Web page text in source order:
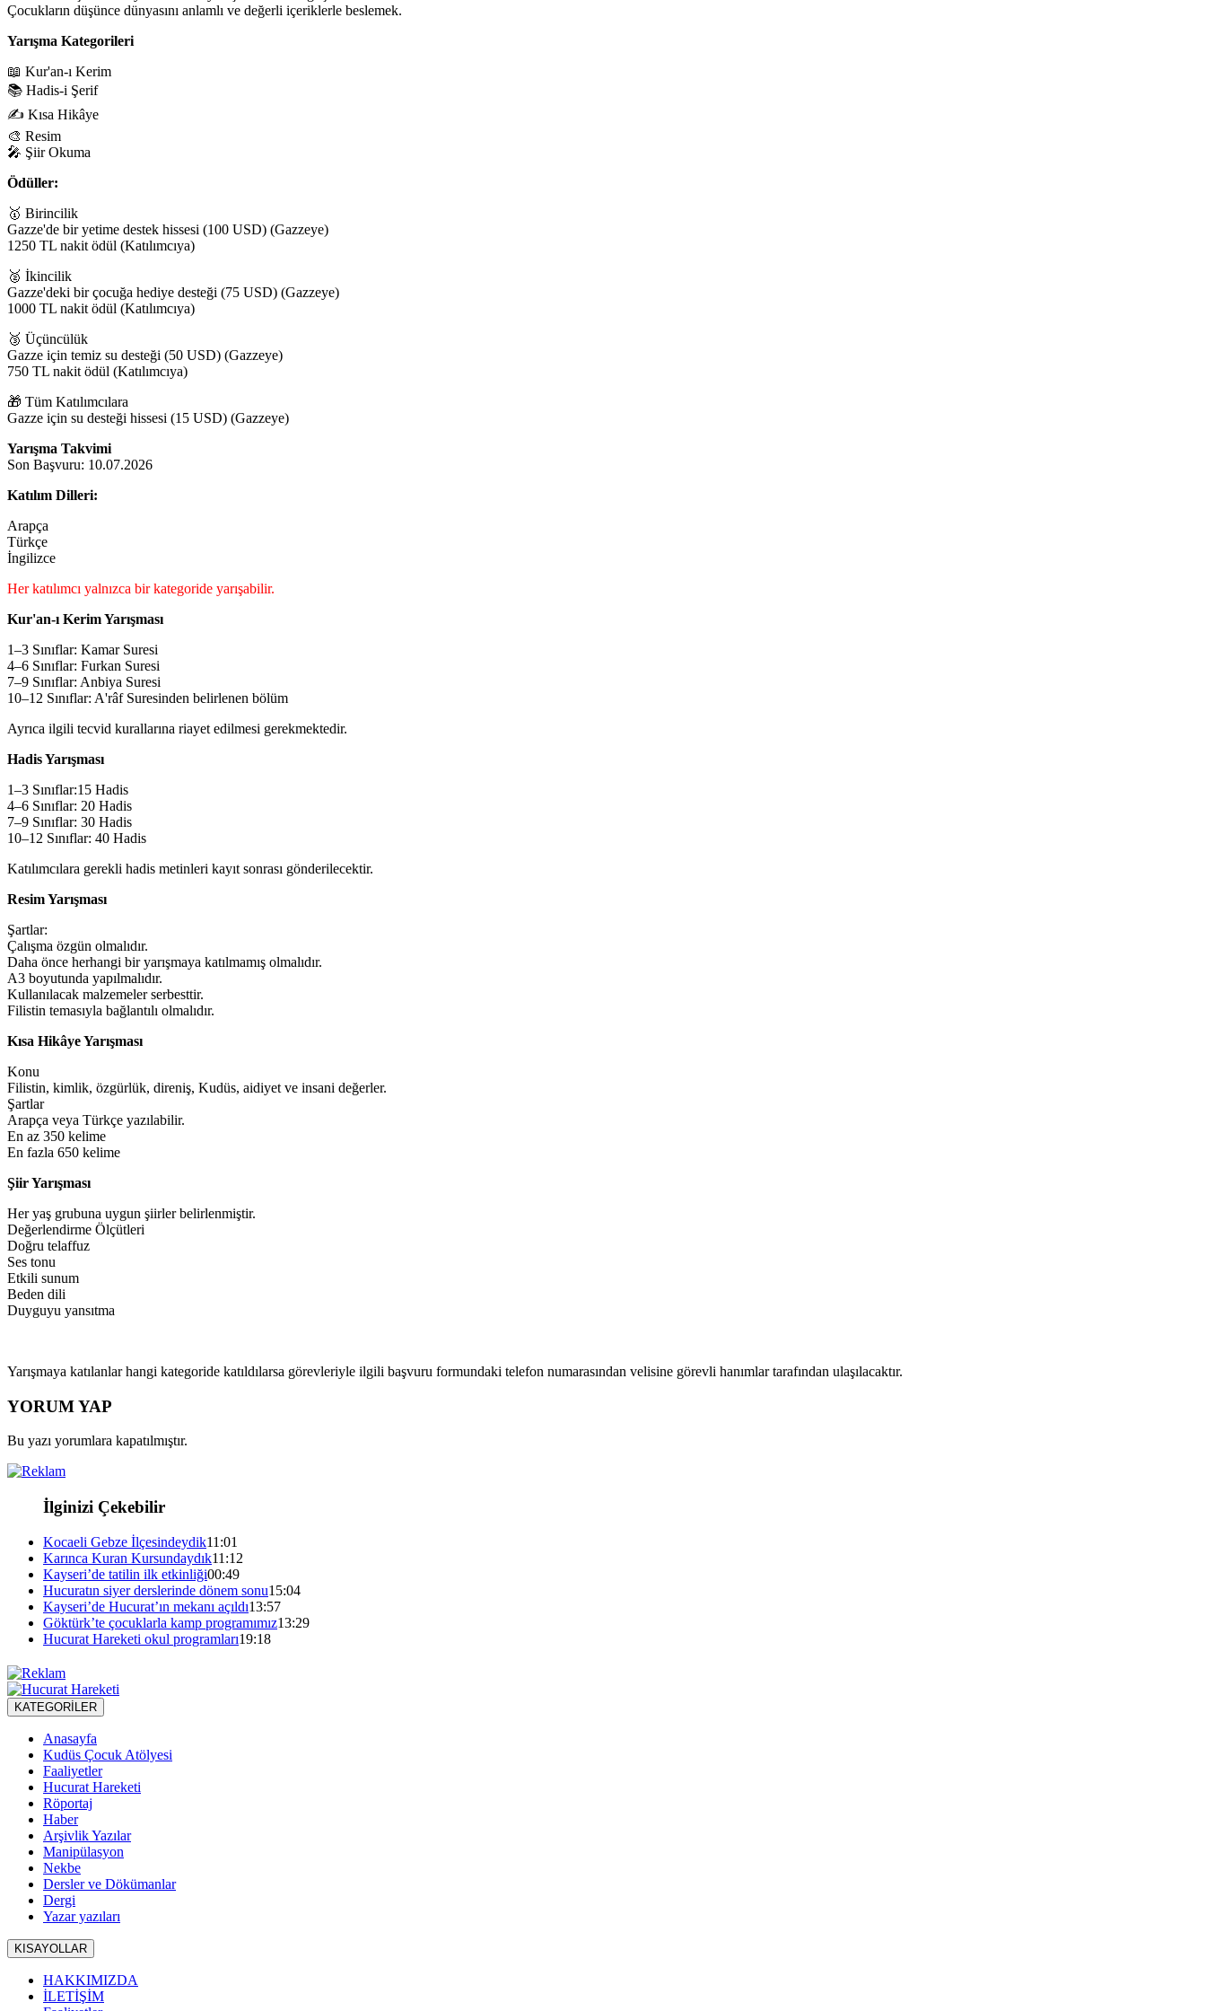
Çocukların düşünce dünyasını anlamlı ve değerli içeriklerle beslemek.
Yarışma Kategorileri
📖 Kur'an-ı Kerim
📚 Hadis-i Şerif
✍️ Kısa Hikâye
🎨 Resim
🎤 Şiir Okuma
Ödüller:
🥇 Birincilik
Gazze'de bir yetime destek hissesi (100 USD) (Gazzeye)
1250 TL nakit ödül (Katılımcıya)
🥈 İkincilik
Gazze'deki bir çocuğa hediye desteği (75 USD) (Gazzeye)
1000 TL nakit ödül (Katılımcıya)
🥉 Üçüncülük
Gazze için temiz su desteği (50 USD) (Gazzeye)
750 TL nakit ödül (Katılımcıya)
🎁 Tüm Katılımcılara
Gazze için su desteği hissesi (15 USD) (Gazzeye)
Yarışma Takvimi
Son Başvuru: 10.07.2026
Katılım Dilleri:
Arapça
Türkçe
İngilizce
Her katılımcı yalnızca bir kategoride yarışabilir.
Kur'an-ı Kerim Yarışması
1–3 Sınıflar: Kamar Suresi
4–6 Sınıflar: Furkan Suresi
7–9 Sınıflar: Anbiya Suresi
10–12 Sınıflar: A'râf Suresinden belirlenen bölüm
Ayrıca ilgili tecvid kurallarına riayet edilmesi gerekmektedir.
Hadis Yarışması
1–3 Sınıflar:15 Hadis
4–6 Sınıflar: 20 Hadis
7–9 Sınıflar: 30 Hadis
10–12 Sınıflar: 40 Hadis
Katılımcılara gerekli hadis metinleri kayıt sonrası gönderilecektir.
Resim Yarışması
Şartlar:
Çalışma özgün olmalıdır.
Daha önce herhangi bir yarışmaya katılmamış olmalıdır.
A3 boyutunda yapılmalıdır.
Kullanılacak malzemeler serbesttir.
Filistin temasıyla bağlantılı olmalıdır.
Kısa Hikâye Yarışması
Konu
Filistin, kimlik, özgürlük, direniş, Kudüs, aidiyet ve insani değerler.
Şartlar
Arapça veya Türkçe yazılabilir.
En az 350 kelime
En fazla 650 kelime
Şiir Yarışması
Her yaş grubuna uygun şiirler belirlenmiştir.
Değerlendirme Ölçütleri
Doğru telaffuz
Ses tonu
Etkili sunum
Beden dili
Duyguyu yansıtma
Yarışmaya katılanlar hangi kategoride katıldılarsa görevleriyle ilgili başvuru formundaki telefon numarasından velisine görevli hanımlar tarafından ulaşılacaktır.
YORUM YAP
Bu yazı yorumlara kapatılmıştır.
İlginizi Çekebilir
Kocaeli Gebze İlçesindeydik11:01
Karınca Kuran Kursundaydık11:12
Kayseri’de tatilin ilk etkinliği00:49
Hucuratın siyer derslerinde dönem sonu15:04
Kayseri’de Hucurat’ın mekanı açıldı13:57
Göktürk’te çocuklarla kamp programımız13:29
Hucurat Hareketi okul programları19:18
KATEGORİLER
Anasayfa
Kudüs Çocuk Atölyesi
Faaliyetler
Hucurat Hareketi
Röportaj
Haber
Arşivlik Yazılar
Manipülasyon
Nekbe
Dersler ve Dökümanlar
Dergi
Yazar yazıları
KISAYOLLAR
HAKKIMIZDA
İLETİŞİM